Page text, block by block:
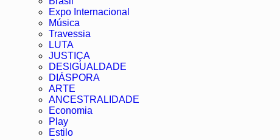
Expo Internacional
Música
Travessia
LUTA
JUSTIÇA
DESIGUALDADE
DIÁSPORA
ARTE
ANCESTRALIDADE
Economia
Play
Estilo